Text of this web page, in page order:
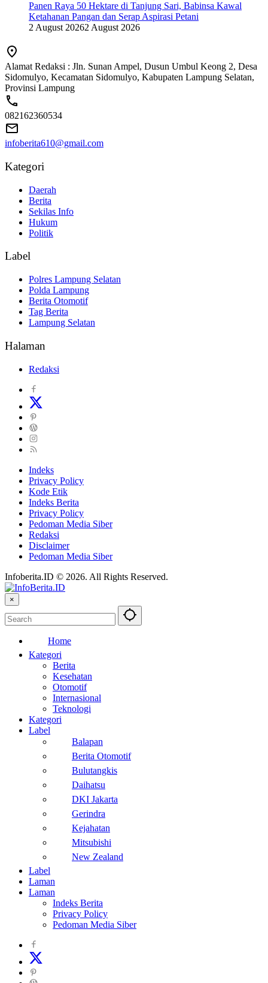
Panen Raya 50 Hektare di Tanjung Sari, Babinsa Kawal
Ketahanan Pangan dan Serap Aspirasi Petani
2 August 20262 August 2026
Alamat Redaksi : Jln. Sunan Ampel, Dusun Umbul Keong 2, Desa
Sidomulyo, Kecamatan Sidomulyo, Kabupaten Lampung Selatan,
Provinsi Lampung
082162360534
infoberita610@gmail.com
Kategori
Daerah
Berita
Sekilas Info
Hukum
Politik
Label
Polres Lampung Selatan
Polda Lampung
Berita Otomotif
Tag Berita
Lampung Selatan
Halaman
Redaksi
Indeks
Privacy Policy
Kode Etik
Indeks Berita
Privacy Policy
Pedoman Media Siber
Redaksi
Disclaimer
Pedoman Media Siber
Infoberita.ID © 2026. All Rights Reserved.
×
Home
Kategori
Berita
Kesehatan
Otomotif
Internasional
Teknologi
Kategori
Label
Balapan
Berita Otomotif
Bulutangkis
Daihatsu
DKI Jakarta
Gerindra
Kejahatan
Mitsubishi
New Zealand
Label
Laman
Laman
Indeks Berita
Privacy Policy
Pedoman Media Siber